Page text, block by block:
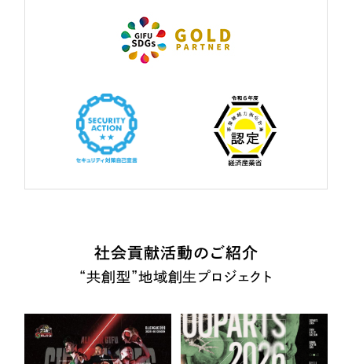
社会貢献活動のご紹介
“共創型”地域創生プロジェクト